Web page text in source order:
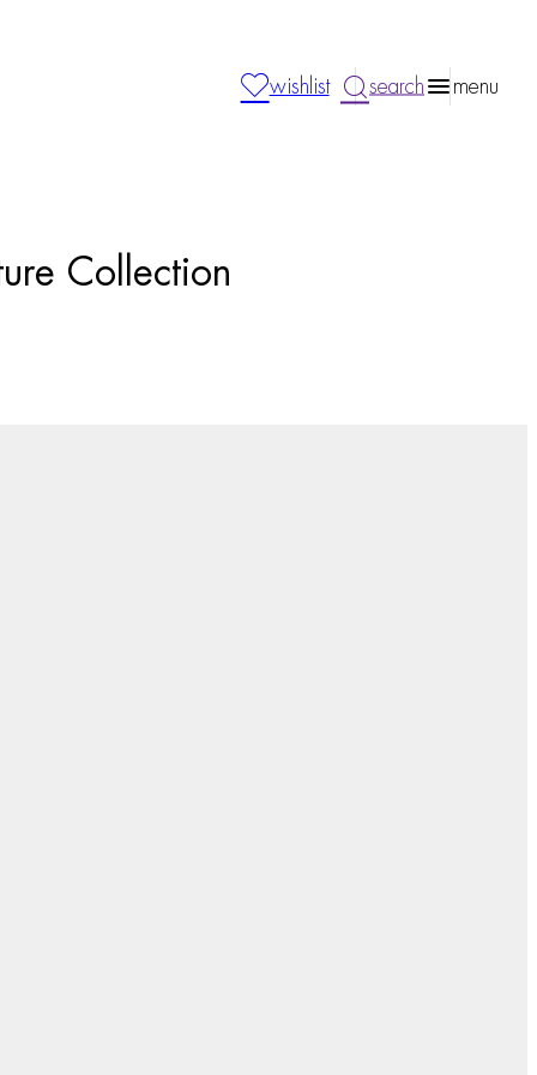
wishlist search menu
Collection